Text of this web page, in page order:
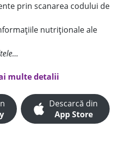
prin scanarea codului de
nutriționale ale
multe detalii
Descarcă din
App Store